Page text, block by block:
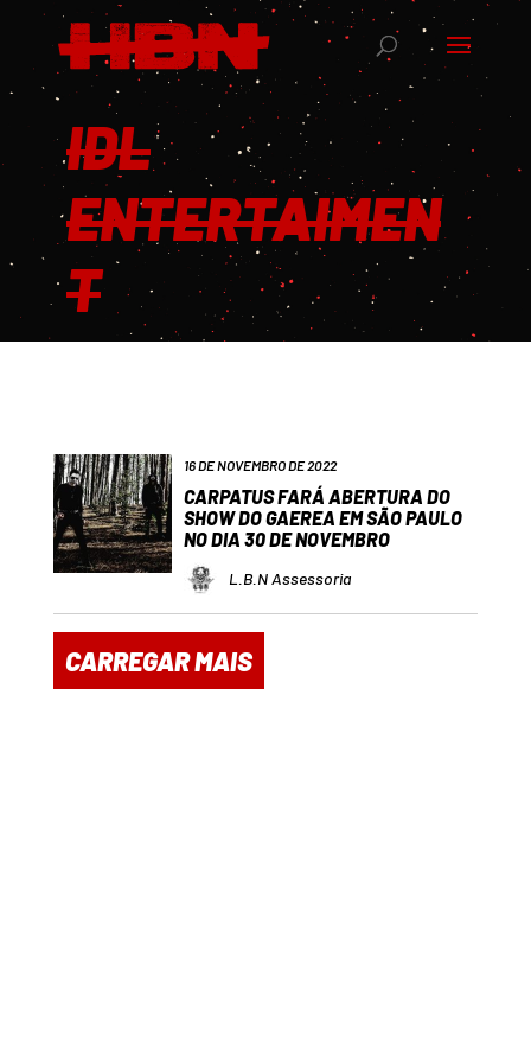
IDL
ENTERTAIMEN
T
16 DE NOVEMBRO DE 2022
CARPATUS FARÁ ABERTURA DO
SHOW DO GAEREA EM SÃO PAULO
NO DIA 30 DE NOVEMBRO
L.B.N Assessoria
CARREGAR MAIS